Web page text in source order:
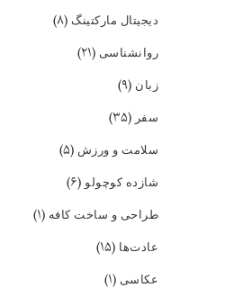
دیجیتال مارکتینگ (۸)
روانشناسی (۲۱)
زبان (۹)
سفر (۳۵)
سلامت و ورزش (۵)
شازده کوچولو(۶)
طراحی و ساخت کافه (۱)
عادت‌ها (۱۵)
عکاسی (۱)